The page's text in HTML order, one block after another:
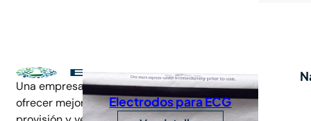
Electrodos para ECG
Una empresa familiar comprometida en
ofrecer mejoras continuas en la